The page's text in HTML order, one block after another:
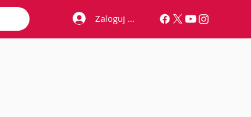
Zaloguj się